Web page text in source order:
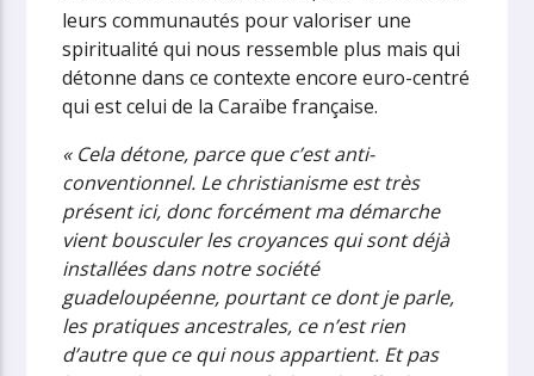
leurs communautés pour valoriser une
spiritualité qui nous ressemble plus mais qui
détonne dans ce contexte encore euro-centré
qui est celui de la Caraïbe française.
« Cela détone, parce que c’est anti-
conventionnel. Le christianisme est très
présent ici, donc forcément ma démarche
vient bousculer les croyances qui sont déjà
installées dans notre société
guadeloupéenne, pourtant ce dont je parle,
les pratiques ancestrales, ce n’est rien
d’autre que ce qui nous appartient. Et pas